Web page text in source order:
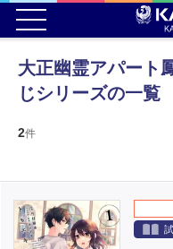
大正幽霊アパート
じシリーズの一覧
2件